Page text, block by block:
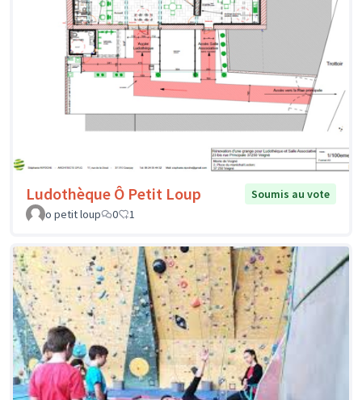
Ludothèque Ô Petit Loup
Soumis au vote
o petit loup
0 1